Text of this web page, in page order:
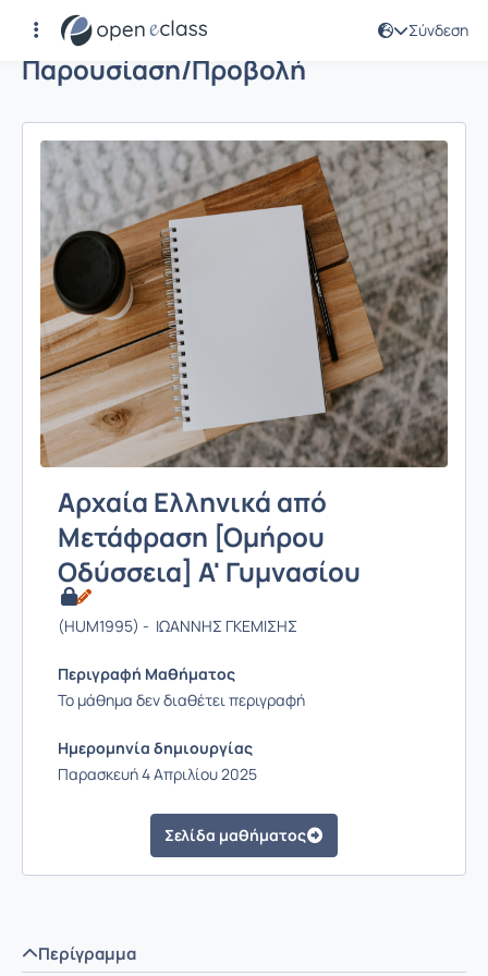
Σύνδεση
Παρουσίαση/Προβολή
Αρχαία Ελληνικά από
Μετάφραση [Ομήρου
Οδύσσεια] Α' Γυμνασίου
(HUM1995) - ΙΩΑΝΝΗΣ ΓΚΕΜΙΣΗΣ
Περιγραφή Μαθήματος
Το μάθημα δεν διαθέτει περιγραφή
Ημερομηνία δημιουργίας
Παρασκευή 4 Απριλίου 2025
Σελίδα μαθήματος
Περίγραμμα